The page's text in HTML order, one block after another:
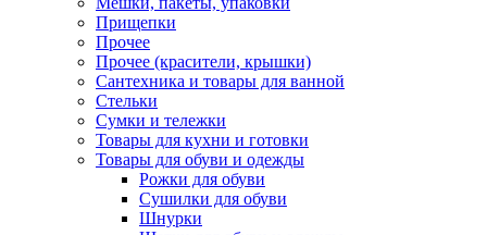
Прищепки
Прочее
Прочее (красители, крышки)
Сантехника и товары для ванной
Стельки
Сумки и тележки
Товары для кухни и готовки
Товары для обуви и одежды
Рожки для обуви
Сушилки для обуви
Шнурки